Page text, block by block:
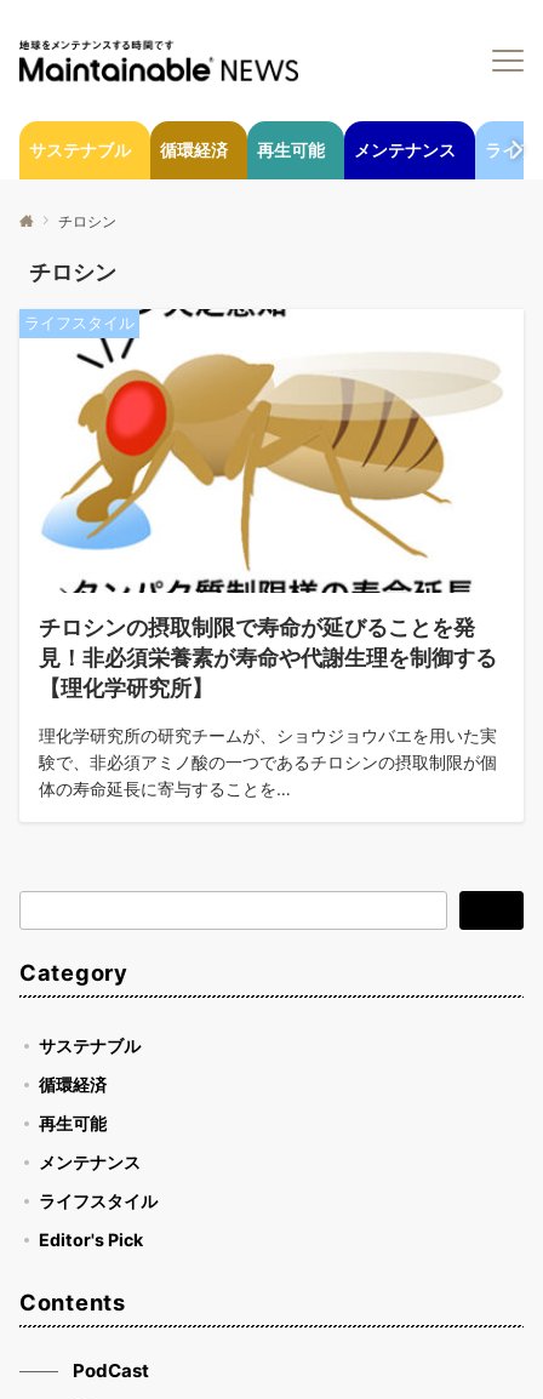
サステナブル 循環経済 再生可能 メンテナンス ライフ
チロシン
チロシン
ライフスタイル
チロシンの摂取制限で寿命が延びることを発
見！非必須栄養素が寿命や代謝生理を制御する
【理化学研究所】
理化学研究所の研究チームが、ショウジョウバエを用いた実
験で、非必須アミノ酸の一つであるチロシンの摂取制限が個
体の寿命延長に寄与することを…
索
Category
サステナブル
循環経済
再生可能
メンテナンス
ライフスタイル
Editor's Pick
Contents
PodCast